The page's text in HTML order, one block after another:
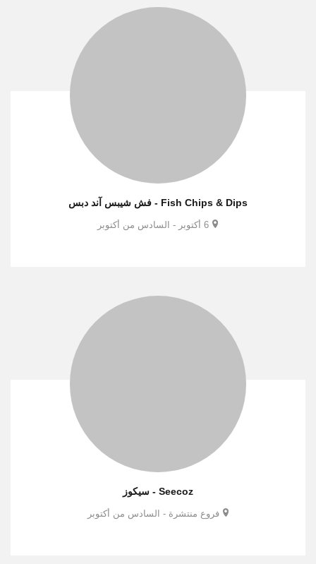
Fish Chips & Dips - فش شيبس آند دبس
6 أكتوبر - السادس من أكتوبر
Seecoz - سيكوز
فروع منتشرة - السادس من أكتوبر